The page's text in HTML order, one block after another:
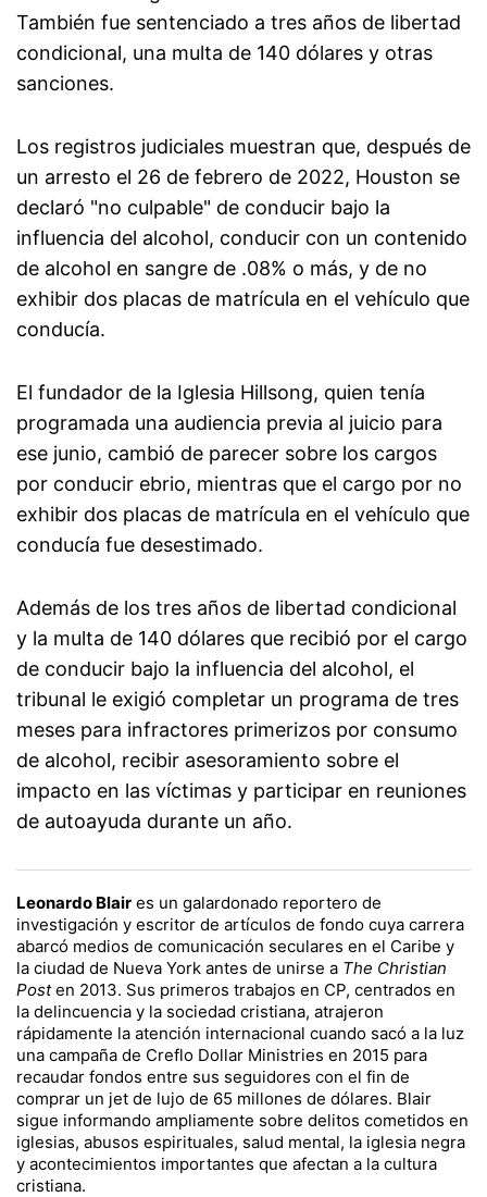
También fue sentenciado a tres años de libertad
condicional, una multa de 140 dólares y otras
sanciones.
Los registros judiciales muestran que, después de
un arresto el 26 de febrero de 2022, Houston se
declaró "no culpable" de conducir bajo la
influencia del alcohol, conducir con un contenido
de alcohol en sangre de .08% o más, y de no
exhibir dos placas de matrícula en el vehículo que
conducía.
El fundador de la Iglesia Hillsong, quien tenía
programada una audiencia previa al juicio para
ese junio, cambió de parecer sobre los cargos
por conducir ebrio, mientras que el cargo por no
exhibir dos placas de matrícula en el vehículo que
conducía fue desestimado.
Además de los tres años de libertad condicional
y la multa de 140 dólares que recibió por el cargo
de conducir bajo la influencia del alcohol, el
tribunal le exigió completar un programa de tres
meses para infractores primerizos por consumo
de alcohol, recibir asesoramiento sobre el
impacto en las víctimas y participar en reuniones
de autoayuda durante un año.
Leonardo Blair es un galardonado reportero de
investigación y escritor de artículos de fondo cuya carrera
abarcó medios de comunicación seculares en el Caribe y
la ciudad de Nueva York antes de unirse a The Christian
Posten 2013. Sus primeros trabajos en CP, centrados en
la delincuencia y la sociedad cristiana, atrajeron
rápidamente la atención internacional cuando sacó a la luz
una campaña de Creflo Dollar Ministries en 2015 para
recaudar fondos entre sus seguidores con el fin de
comprar un jet de lujo de 65 millones de dólares. Blair
sigue informando ampliamente sobre delitos cometidos en
iglesias, abusos espirituales, salud mental, la iglesia negra
y acontecimientos importantes que afectan a la cultura
cristiana.